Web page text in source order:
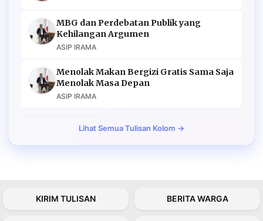
MBG dan Perdebatan Publik yang
Kehilangan Argumen
ASIP IRAMA
Menolak Makan Bergizi Gratis Sama Saja
Menolak Masa Depan
ASIP IRAMA
Lihat Semua Tulisan Kolom →
KIRIM TULISAN BERITA WARGA